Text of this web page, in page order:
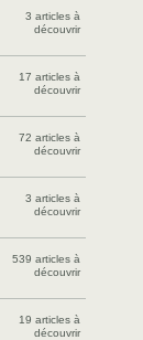
3 articles à
découvrir
17 articles à
découvrir
72 articles à
découvrir
3 articles à
découvrir
539 articles à
découvrir
19 articles à
découvrir